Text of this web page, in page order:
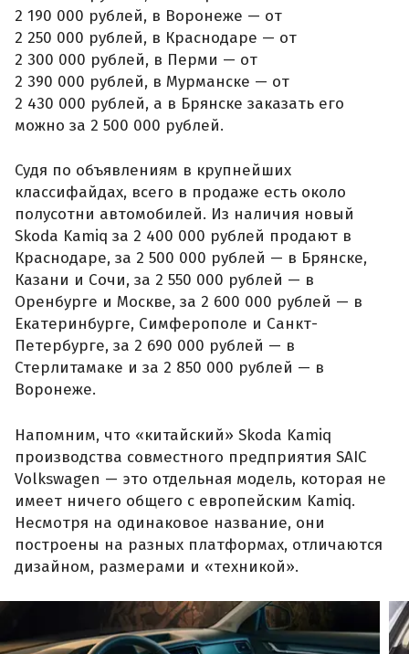
2 190 000 рублей, в Воронеже — от
2 250 000 рублей, в Краснодаре — от
2 300 000 рублей, в Перми — от
2 390 000 рублей, в Мурманске — от
2 430 000 рублей, а в Брянске заказать его
можно за 2 500 000 рублей.
Судя по объявлениям в крупнейших
классифайдах, всего в продаже есть около
полусотни автомобилей. Из наличия новый
Skoda Kamiq за 2 400 000 рублей продают в
Краснодаре, за 2 500 000 рублей — в Брянске,
Казани и Сочи, за 2 550 000 рублей — в
Оренбурге и Москве, за 2 600 000 рублей — в
Екатеринбурге, Симферополе и Санкт-
Петербурге, за 2 690 000 рублей — в
Стерлитамаке и за 2 850 000 рублей — в
Воронеже.
Напомним, что «китайский» Skoda Kamiq
производства совместного предприятия SAIC
Volkswagen — это отдельная модель, которая не
имеет ничего общего с европейским Kamiq.
Несмотря на одинаковое название, они
построены на разных платформах, отличаются
дизайном, размерами и «техникой».